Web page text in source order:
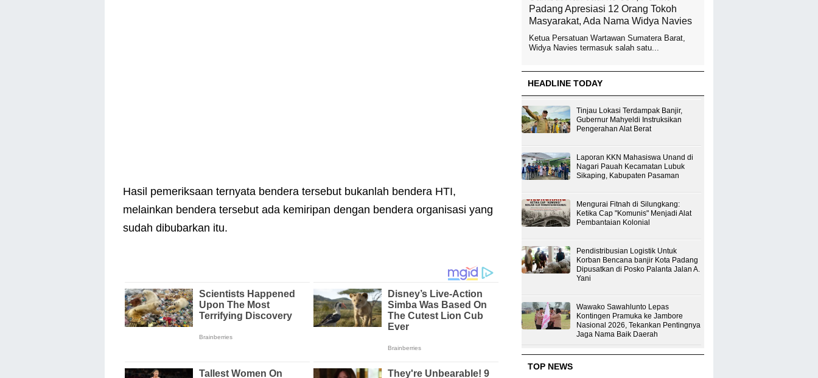
Hasil pemeriksaan ternyata bendera tersebut bukanlah bendera HTI,
melainkan bendera tersebut ada kemiripan dengan bendera organisasi yang
sudah dibubarkan itu.
Padang Apresiasi 12 Orang Tokoh
Masyarakat, Ada Nama Widya Navies
Ketua Persatuan Wartawan Sumatera Barat,
Widya Navies termasuk salah satu...
HEADLINE TODAY
Tinjau Lokasi Terdampak Banjir,
Gubernur Mahyeldi Instruksikan
Pengerahan Alat Berat
Laporan KKN Mahasiswa Unand di
Nagari Pauah Kecamatan Lubuk
Sikaping, Kabupaten Pasaman
Mengurai Fitnah di Silungkang:
Ketika Cap "Komunis" Menjadi Alat
Pembantaian Kolonial
Pendistribusian Logistik Untuk
Korban Bencana banjir Kota Padang
Dipusatkan di Posko Palanta Jalan A.
Yani
Wawako Sawahlunto Lepas
Kontingen Pramuka ke Jambore
Nasional 2026, Tekankan Pentingnya
Jaga Nama Baik Daerah
TOP NEWS